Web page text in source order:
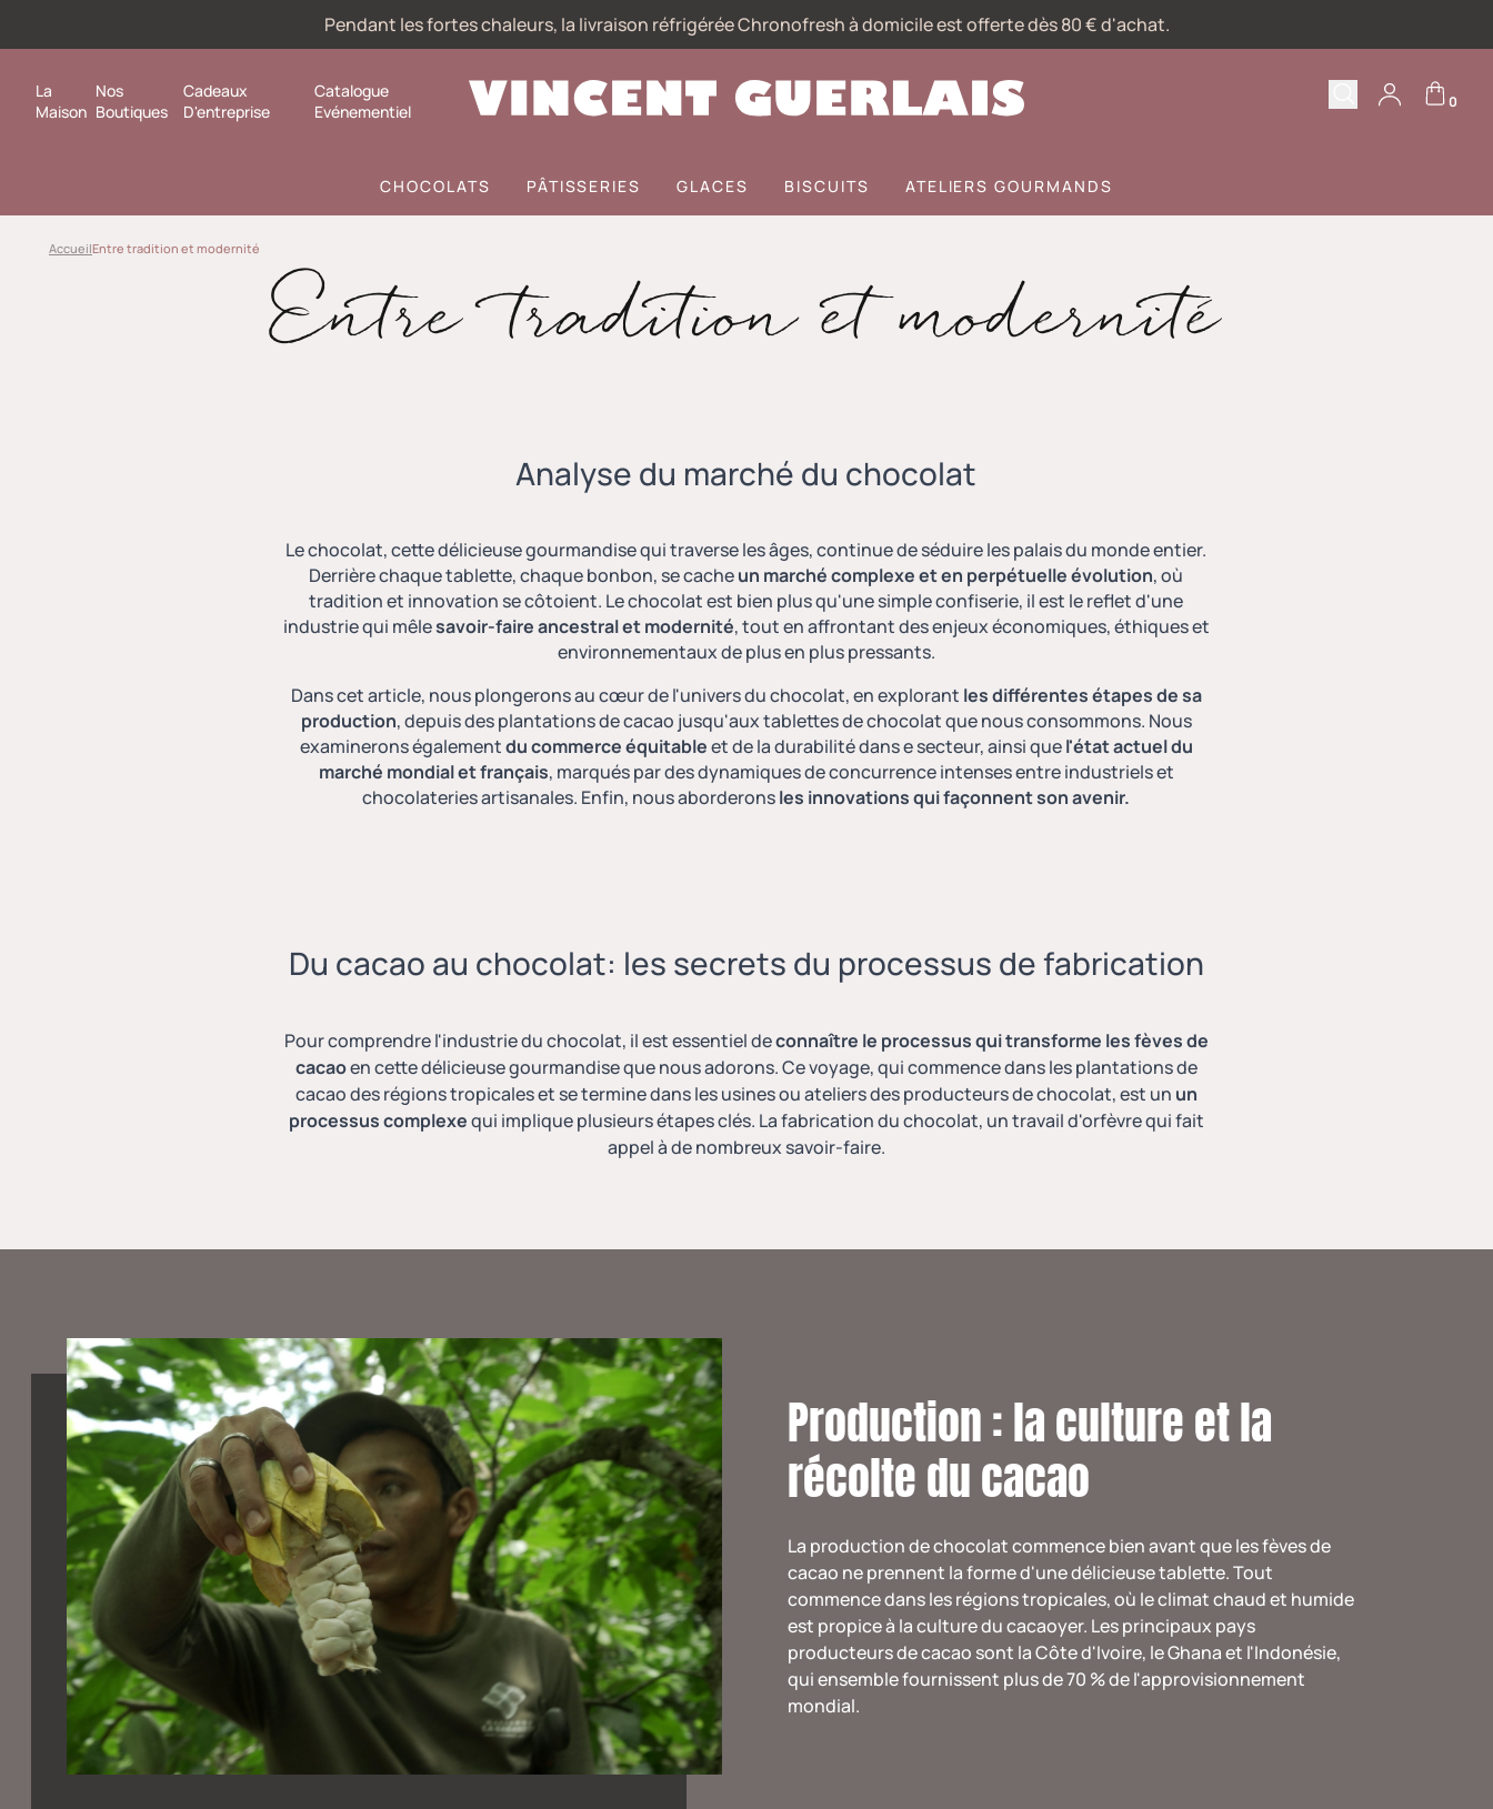
Pendant les fortes chaleurs, la livraison réfrigérée Chronofresh à domicile est offerte dès 80 € d'achat.
0
CHOCOLATS PÂTISSERIES GLACES BISCUITS ATELIERS GOURMANDS
La
Maison
Nos
Boutiques
Cadeaux
D'entreprise
Catalogue
Evénementiel
AccueilEntre tradition et modernité
Entre tradition et modernité
Analyse du marché du chocolat
Lechocolat, cette délicieuse gourmandise qui traverse les âges, continue de séduire les palais du monde entier.
Derrière chaque tablette, chaque bonbon, se cacheun marché complexe et en perpétuelle évolution, où
tradition et innovation se côtoient. Le chocolat est bien plus qu'une simple confiserie, il est le reflet d'une
industrie qui mêlesavoir-faire ancestral et modernité, tout en affrontant des enjeux économiques, éthiques et
environnementaux de plus en plus pressants.
Dans cet article, nous plongerons au cœur de l'univers du chocolat, en explorant les différentes étapes de sa
production, depuis des plantations de cacao jusqu'aux tablettes de chocolat que nous consommons. Nous
examinerons égalementdu commerce équitableet de la durabilité dans e secteur, ainsi quel'état actuel du
marché mondial et français, marqués par des dynamiques de concurrence intenses entre industriels et
chocolateries artisanales. Enfin, nous aborderonsles innovations qui façonnent son avenir.
Du cacao au chocolat: les secrets du processus de fabrication
Pour comprendre l'industrie du chocolat, il est essentiel deconnaître le processus qui transforme les fèves de
cacaoen cette délicieuse gourmandise que nous adorons. Ce voyage, qui commence dans les plantations de
cacao des régions tropicales et se termine dans les usines ou ateliers des producteurs de chocolat, est un un
processus complexequi implique plusieurs étapes clés. Lafabrication du chocolat, un travail d'orfèvre qui fait
appel à de nombreux savoir-faire.
Production : la culture et la
récolte du cacao
La production de chocolat commence bien avant que les fèves de
cacao ne prennent la forme d'une délicieuse tablette. Tout
commence dans les régions tropicales, où le climat chaud et humide
est propice à la culture du cacaoyer. Les principaux pays
producteurs de cacao sont la Côte d'Ivoire, le Ghana et l'Indonésie,
qui ensemble fournissent plus de 70 % de l'approvisionnement
mondial.